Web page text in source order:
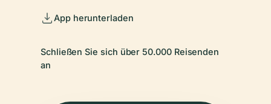
App herunterladen
Schließen Sie sich über 50.000 Reisenden
an